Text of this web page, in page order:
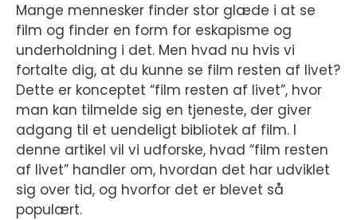
Mange mennesker finder stor glæde i at se
film og finder en form for eskapisme og
underholdning i det. Men hvad nu hvis vi
fortalte dig, at du kunne se film resten af livet?
Dette er konceptet “film resten af livet”, hvor
man kan tilmelde sig en tjeneste, der giver
adgang til et uendeligt bibliotek af film. I
denne artikel vil vi udforske, hvad “film resten
af livet” handler om, hvordan det har udviklet
sig over tid, og hvorfor det er blevet så
populært.